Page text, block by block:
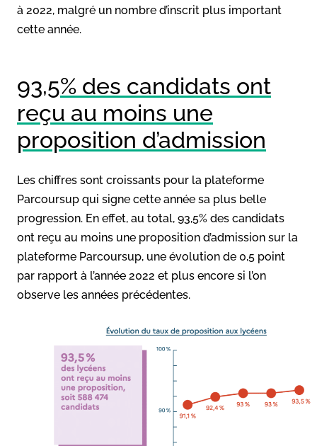
à 2022, malgré un nombre d’inscrit plus important
cette année.
93,5% des candidats ont
reçu au moins une
proposition d’admission
Les chiffres sont croissants pour la plateforme
Parcoursup qui signe cette année sa plus belle
progression. En effet, au total, 93,5% des candidats
ont reçu au moins une proposition d’admission sur la
plateforme Parcoursup, une évolution de 0,5 point
par rapport à l’année 2022 et plus encore si l’on
observe les années précédentes.